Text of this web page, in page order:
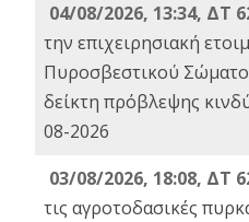
04/08/2026, 13:34, ΔΤ
την επιχειρησιακή
Πυροσβεστικού
δείκτη πρόβλεψης
08-2026
03/08/2026, 18:08, ΔΤ
τις αγροτοδασικές